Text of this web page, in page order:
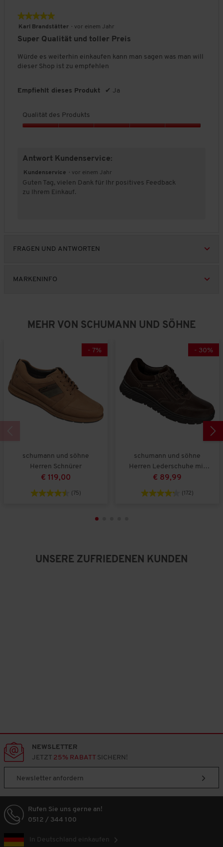
P
r
u
k
,
v
n
★★★★★
★★★★★
5
von
Sternen.
Karl Brandstätter · vor einem Jahr
Super Qualität und toller Preis
Würde es weiterhin einkaufen kann man sagen was man will
dieser Shop ist zu empfehlen
Empfiehlt dieses Produkt ✔ Ja
Qualität des Produkts
l
i
t
r
k
5
Antwort Kundenservice:
Kundenservice · vor einem Jahr
Guten Tag, vielen Dank für Ihr positives Feedback
zu Ihrem Einkauf.
FRAGEN UND ANTWORTEN
MARKENINFO
MEHR VON SCHUMANN UND SÖHNE
- 7%
schumann und söhne
Herren Schnürer
€ 119,00
(75)
- 30%
schumann und söhne
Herren Lederschuhe mit
Warmfutter
€ 89,99
(172)
UNSERE ZUFRIEDENEN KUNDEN
NEWSLETTER
JETZT 25% RABATTSICHERN!
Newsletter anfordern
Rufen Sie uns gerne an!
0512 / 344 100
In Deutschland einkaufen